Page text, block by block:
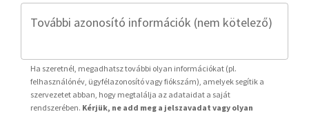
További azonosító információk (nem kötelező)
Ha szeretnél, megadhatsz további olyan információkat (pl.
felhasználónév, ügyfélazonosító vagy fiókszám), amelyek segítik a
szervezetet abban, hogy megtalálja az adataidat a saját
rendszerében. Kérjük, ne add meg a jelszavadat vagy olyan